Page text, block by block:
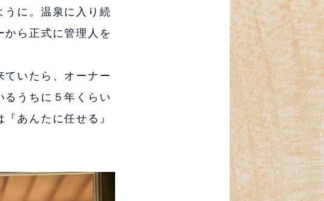
うに。温泉に入り続
ら正式に管理人を
ていたら、オーナー
るうちに５年くらい
あんたに任せる』